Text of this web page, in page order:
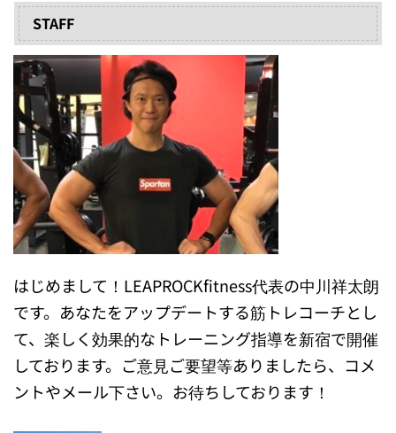
STAFF
はじめまして！LEAPROCKfitness代表の中川祥太朗
です。あなたをアップデートする筋トレコーチとし
て、楽しく効果的なトレーニング指導を新宿で開催
しております。ご意見ご要望等ありましたら、コメ
ントやメール下さい。お待ちしております！